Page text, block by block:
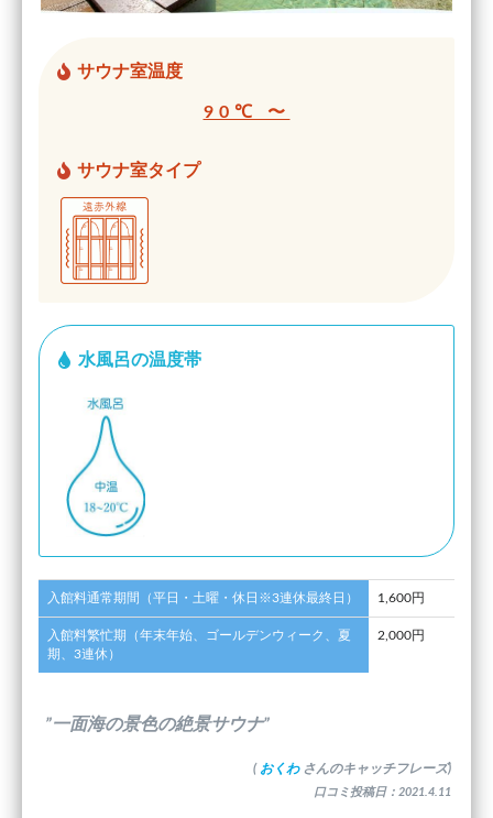
サウナ室温度
90℃ 〜
サウナ室タイプ
水風呂の温度帯
入館料通常期間（平日・土曜・休日※3連休最終日） 1,600円
入館料繁忙期（年末年始、ゴールデンウィーク、夏
期、3連休）
2,000円
”一面海の景色の絶景サウナ”
( おくわ さんのキャッチフレーズ)
口コミ投稿日：2021.4.11